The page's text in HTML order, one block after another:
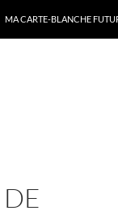
MA CARTE-BLANCHE